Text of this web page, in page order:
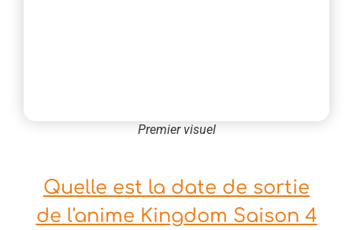
Premier visuel
Quelle est la date de sortie
de l'anime Kingdom Saison 4